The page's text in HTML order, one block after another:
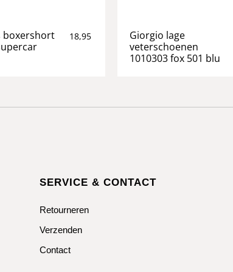
boxershort
18,95
Giorgio lage
veterschoenen
1010303 fox 501 blu
SERVICE & CONTACT
Retourneren
Verzenden
Contact